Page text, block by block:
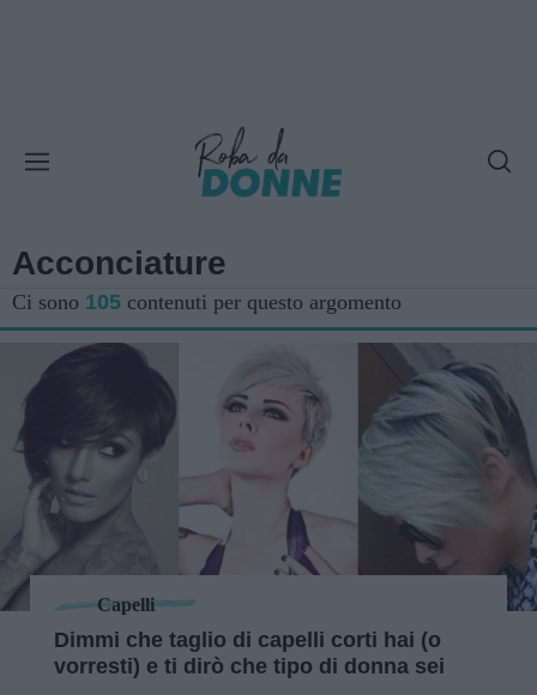
Acconciature
Ci sono 105 contenuti per questo argomento
Capelli
Dimmi che taglio di capelli corti hai (o
vorresti) e ti dirò che tipo di donna sei